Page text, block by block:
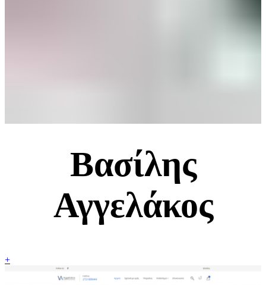
Βασίλης
Αγγελάκος
+